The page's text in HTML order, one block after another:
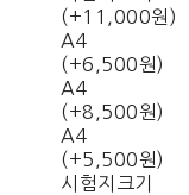
(+11,000원)
A4
(+6,500원)
A4
(+8,500원)
A4
(+5,500원)
시험지크기